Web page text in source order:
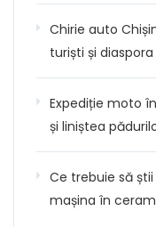
Chirie auto
turiști și diaspora
Expediție moto
și liniștea
Ce trebuie să
mașina în